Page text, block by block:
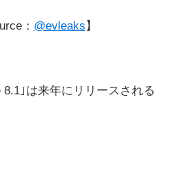
： @evleaks 】
｣は来年にリリースされる